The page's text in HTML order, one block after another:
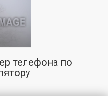
телефона по